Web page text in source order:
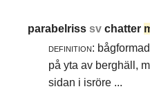
parabelrisssvchatter
definition:
på yta av berghäll,
sidan i isröre ...